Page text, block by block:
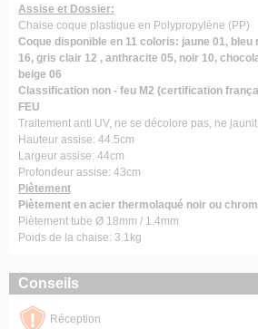
Assise et Dossier:
Chaise coque plastique en Polypropylène (PP)
Coque disponible en 11 coloris: jaune 01, bleu
16, gris clair 12 , anthracite 05, noir 10,
beige 06
Classification non - feu M2 (certification
FEU
Traitement anti UV, ne se décolore pas, ne
Hauteur assise: 44.5cm
Largeur assise: 44cm
Profondeur assise: 43cm
Piètement
Piètement en acier thermolaqué noir ou
Piètement tube Ø 18mm / 1.4mm
Poids de la chaise: 3.1kg
Conseils
Réception